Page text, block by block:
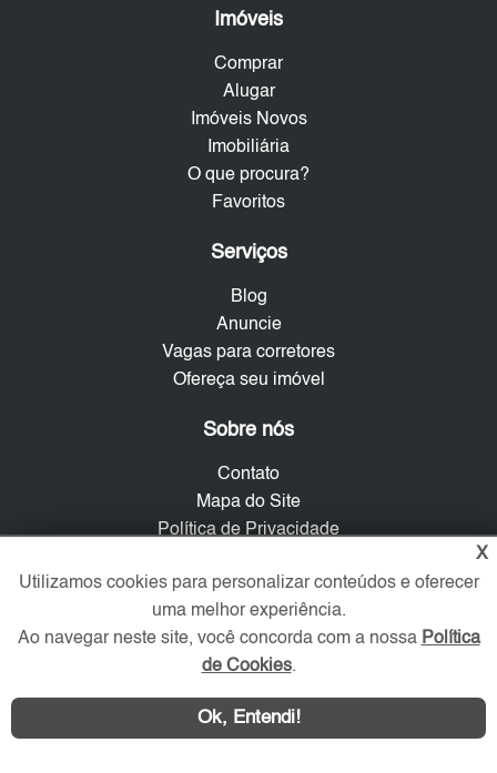
Imóveis
Comprar
Alugar
Imóveis Novos
Imobiliária
O que procura?
Favoritos
Serviços
Blog
Anuncie
Vagas para corretores
Ofereça seu imóvel
Sobre nós
Contato
Mapa do Site
Política de Privacidade
Verificada por
X
Utilizamos cookies para personalizar conteúdos e oferecer
uma melhor experiência.
Ao navegar neste site, você concorda com a nossa Política
de Cookies.
Ok, Entendi!